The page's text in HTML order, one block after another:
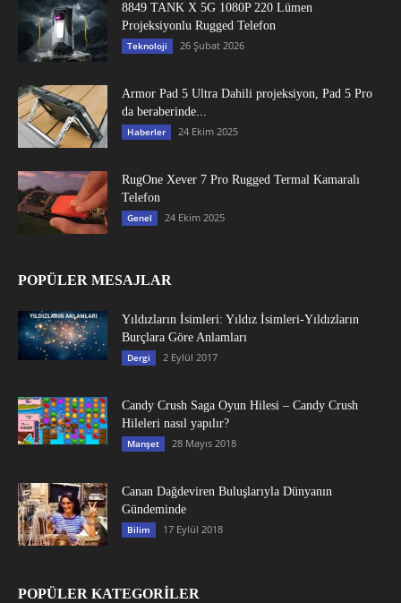
8849 TANK X 5G 1080P 220 Lümen
Projeksiyonlu Rugged Telefon
Teknoloji 26 Şubat 2026
Armor Pad 5 Ultra Dahili projeksiyon, Pad 5 Pro
da beraberinde...
Haberler 24 Ekim 2025
RugOne Xever 7 Pro Rugged Termal Kamaralı
Telefon
Genel 24 Ekim 2025
POPÜLER MESAJLAR
Yıldızların İsimleri: Yıldız İsimleri-Yıldızların
Burçlara Göre Anlamları
Dergi 2 Eylül 2017
Candy Crush Saga Oyun Hilesi – Candy Crush
Hileleri nasıl yapılır?
Manşet 28 Mayıs 2018
Canan Dağdeviren Buluşlarıyla Dünyanın
Gündeminde
Bilim 17 Eylül 2018
POPÜLER KATEGORİLER